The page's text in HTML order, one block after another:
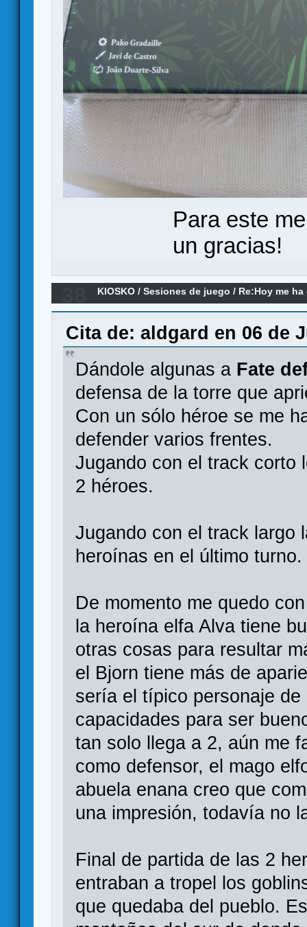
Para este
un gracias!
KIOSKO /Sesiones de juego / Re:Hoy me
Cita de: aldgard en 06 de
Dándole algunas a Fate
defensa de la torre que
Con un sólo héroe se me
defender varios frentes.
Jugando con el track corto
2 héroes.
Jugando con el track largo
heroínas en el último turno.
De momento me quedo
la heroína elfa Alva tiene
otras cosas para resultar
el Bjorn tiene más de
sería el típico personaje
capacidades para ser
tan solo llega a 2, aún me
como defensor, el mago
abuela enana creo que
una impresión, todavía no
Final de partida de las 2
entraban a tropel los
que quedaba del pueblo.